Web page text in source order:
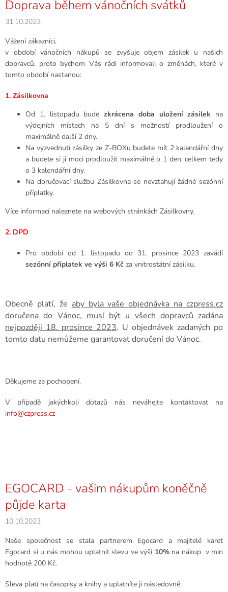
Doprava během vánočních svátků
31.10.2023
Vážení zákazníci,
v období vánočních nákupů se zvyšuje objem zásilek u našich
dopravců, proto bychom Vás rádi informovali o změnách, které v
tomto období nastanou:
1. Zásilkovna
Od 1. listopadu bude zkrácena doba uložení zásilek na
výdejních místech na 5 dní s možností prodloužení o
maximálně další 2 dny.
Na vyzvednutí zásilky ze Z-BOXu budete mít 2 kalendářní dny
a budete si ji moci prodloužit maximálně o 1 den, celkem tedy
o 3 kalendářní dny.
Na doručovací službu Zásilkovna se nevztahují žádné sezónní
příplatky.
Více informací naleznete na webových stránkách Zásilkovny.
2. DPD
Pro období od 1. listopadu do 31. prosince 2023 zavádí
sezónní příplatek ve výši 6 Kč za vnitrostátní zásilku.
Obecně platí, žeaby byla vaše objednávka na czpress.cz
doručena do Vánoc, musí být u všech dopravců zadána
nejpozději 18. prosince 2023. U objednávek zadaných po
tomto datu nemůžeme garantovat doručení do Vánoc.
Děkujeme za pochopení.
V případě jakýchkoli dotazů nás neváhejte kontaktovat na
info@czpress.cz
EGOCARD - vašim nákupům koněčně
půjde karta
10.10.2023
Naše společnost se stala partnerem Egocard a majitelé karet
Egocard si u nás mohou uplatnit slevu ve výši 10%na nákup v min
hodnotě 200 Kč.
Sleva platí na časopisy a knihy a uplatníte ji následovně: